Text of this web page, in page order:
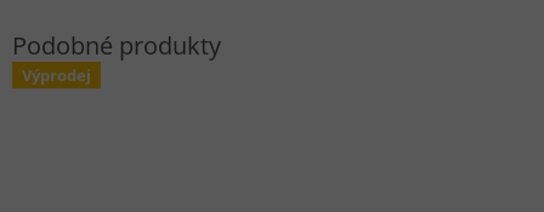
Výprodej